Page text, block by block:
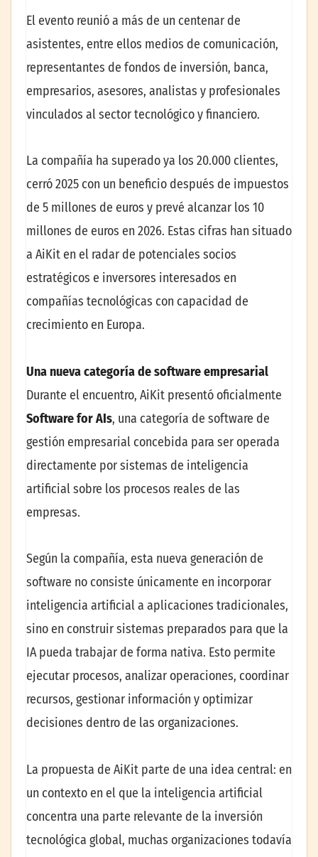
El evento reunió a más de un centenar de
asistentes, entre ellos medios de comunicación,
representantes de fondos de inversión, banca,
empresarios, asesores, analistas y profesionales
vinculados al sector tecnológico y financiero.
La compañía ha superado ya los 20.000 clientes,
cerró 2025 con un beneficio después de impuestos
de 5 millones de euros y prevé alcanzar los 10
millones de euros en 2026. Estas cifras han situado
a AiKit en el radar de potenciales socios
estratégicos e inversores interesados en
compañías tecnológicas con capacidad de
crecimiento en Europa.
Una nueva categoría de software empresarial
Durante el encuentro, AiKit presentó oficialmente
Software for AIs, una categoría de software de
gestión empresarial concebida para ser operada
directamente por sistemas de inteligencia
artificial sobre los procesos reales de las
empresas.
Según la compañía, esta nueva generación de
software no consiste únicamente en incorporar
inteligencia artificial a aplicaciones tradicionales,
sino en construir sistemas preparados para que la
IA pueda trabajar de forma nativa. Esto permite
ejecutar procesos, analizar operaciones, coordinar
recursos, gestionar información y optimizar
decisiones dentro de las organizaciones.
La propuesta de AiKit parte de una idea central: en
un contexto en el que la inteligencia artificial
concentra una parte relevante de la inversión
tecnológica global, muchas organizaciones todavía